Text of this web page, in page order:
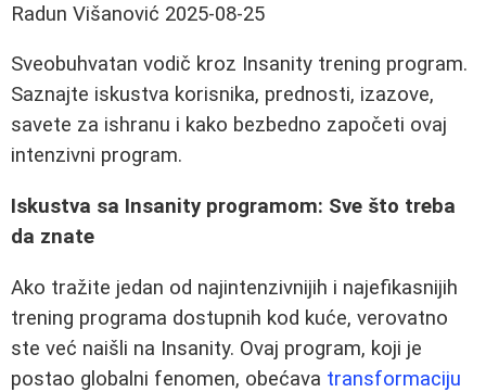
Radun Višanović 2025-08-25
Sveobuhvatan vodič kroz Insanity trening program.
Saznajte iskustva korisnika, prednosti, izazove,
savete za ishranu i kako bezbedno započeti ovaj
intenzivni program.
Iskustva sa Insanity programom: Sve što treba
da znate
Ako tražite jedan od najintenzivnijih i najefikasnijih
trening programa dostupnih kod kuće, verovatno
ste već naišli na Insanity. Ovaj program, koji je
postao globalni fenomen, obećava transformaciju